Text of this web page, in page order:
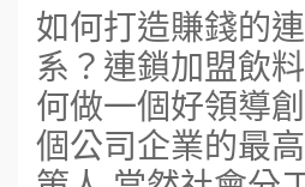
如何打造賺錢的
系？連鎖加盟飲
何做一個好領導
個公司企業的最